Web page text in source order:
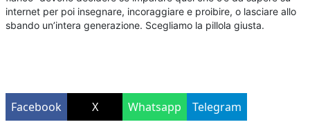
internet per poi insegnare, incoraggiare e proibire, o lasciare allo
sbando un’intera generazione. Scegliamo la pillola giusta.
Facebook X Whatsapp Telegram